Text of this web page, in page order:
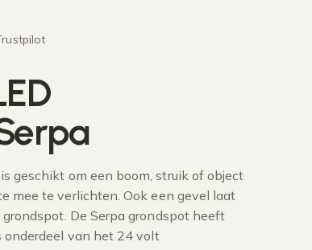
geschikt om een boom, struik of object
mee te verlichten. Ook een gevel laat
De Serpa grondspot heeft
van het 24 volt